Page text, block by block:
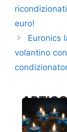
euro!
Euronics
volantino